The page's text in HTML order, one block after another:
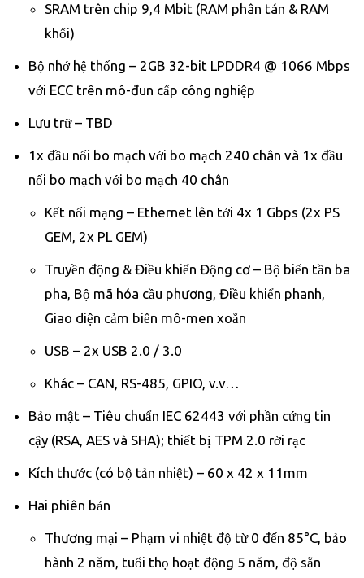
SRAM trên chip 9,4 Mbit (RAM phân tán & RAM
khối)
Bộ nhớ hệ thống – 2GB 32-bit LPDDR4 @ 1066 Mbps
với ECC trên mô-đun cấp công nghiệp
Lưu trữ – TBD
1x đầu nối bo mạch với bo mạch 240 chân và 1x đầu
nối bo mạch với bo mạch 40 chân
Kết nối mạng – Ethernet lên tới 4x 1 Gbps (2x PS
GEM, 2x PL GEM)​
Truyền động & Điều khiển Động cơ – Bộ biến tần ba
pha, Bộ mã hóa cầu phương, Điều khiển phanh,
Giao diện cảm biến mô-men xoắn​
USB – 2x USB 2.0 / 3.0​
Khác – CAN, RS-485, GPIO, v.v…
Bảo mật – Tiêu chuẩn IEC 62443 với phần cứng tin
cậy (RSA, AES và SHA); thiết bị TPM 2.0 rời rạc
Kích thước (có bộ tản nhiệt) – 60 x 42 x 11mm
Hai phiên bản
Thương mại – Phạm vi nhiệt độ từ 0 đến 85°C, bảo
hành 2 năm, tuổi thọ hoạt động 5 năm, độ sẵn